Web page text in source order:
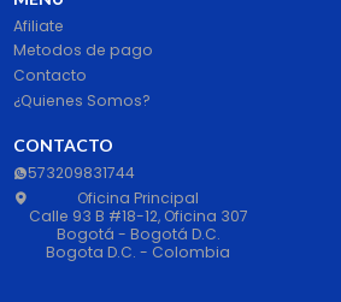
Afiliate
Metodos de pago
Contacto
¿Quienes Somos?
CONTACTO
573209831744
Oficina Principal
Calle 93 B #18-12, Oficina 307
Bogotá - Bogotá D.C.
Bogota D.C. - Colombia